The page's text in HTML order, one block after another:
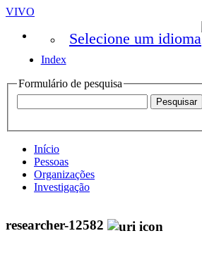
VIVO
Selecione um idioma
Index
Formulário de pesquisa
Início
Pessoas
Organizações
Investigação
researcher-12582